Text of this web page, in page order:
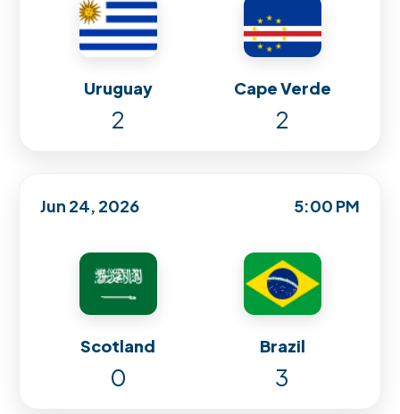
Uruguay Cape Verde
2 2
Jun 24, 2026 5:00 PM
Scotland Brazil
0 3